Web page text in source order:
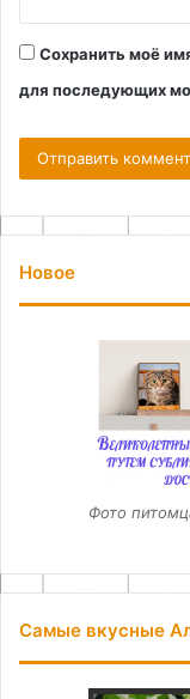
Сохранить моё
для последующих
Новое
Фото
Самые вкусные